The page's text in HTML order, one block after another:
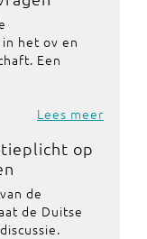
het ov en
Een
Lees meer
op
de
de Duitse